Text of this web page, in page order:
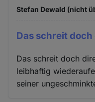
Stefan Dewald (nicht
Das schreit
Das schreit doch
leibhaftig
seiner